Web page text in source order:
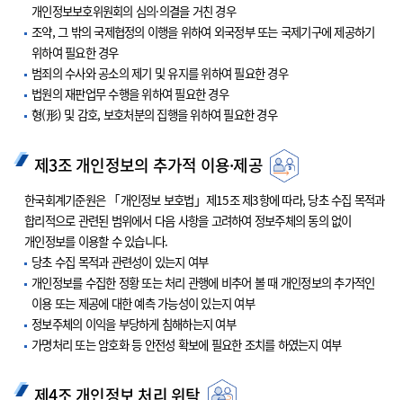
개인정보보호위원회의 심의·의결을 거친 경우
조약, 그 밖의 국제협정의 이행을 위하여 외국정부 또는 국제기구에 제공하기
위하여 필요한 경우
범죄의 수사와 공소의 제기 및 유지를 위하여 필요한 경우
법원의 재판업무 수행을 위하여 필요한 경우
형(形) 및 감호, 보호처분의 집행을 위하여 필요한 경우
제3조 개인정보의 추가적 이용·제공
한국회계기준원은 「개인정보 보호법」제15조 제3항에 따라, 당초 수집 목적과
합리적으로 관련된 범위에서 다음 사항을 고려하여 정보주체의 동의 없이
개인정보를 이용할 수 있습니다.
당초 수집 목적과 관련성이 있는지 여부
개인정보를 수집한 정황 또는 처리 관행에 비추어 볼 때 개인정보의 추가적인
이용 또는 제공에 대한 예측 가능성이 있는지 여부
정보주체의 이익을 부당하게 침해하는지 여부
가명처리 또는 암호화 등 안전성 확보에 필요한 조치를 하였는지 여부